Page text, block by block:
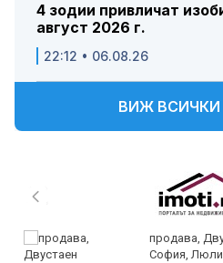
4 зодии привличат
август 2026 г.
22:12 • 06.08.26
ВИЖ
продава,
София,